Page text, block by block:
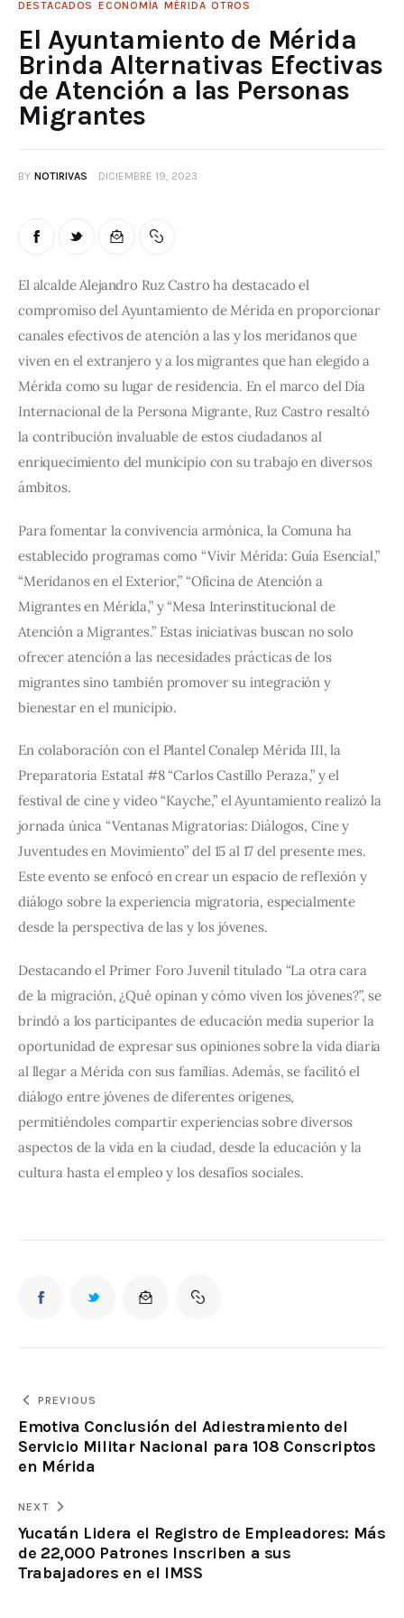
DESTACADOS ECONOMÍA MÉRIDA OTROS
El Ayuntamiento de Mérida
Brinda Alternativas Efectivas
de Atención a las Personas
Migrantes
BY NOTIRIVAS DICIEMBRE 19, 2023
El alcalde Alejandro Ruz Castro ha destacado el
compromiso del Ayuntamiento de Mérida en proporcionar
canales efectivos de atención a las y los meridanos que
viven en el extranjero y a los migrantes que han elegido a
Mérida como su lugar de residencia. En el marco del Día
Internacional de la Persona Migrante, Ruz Castro resaltó
la contribución invaluable de estos ciudadanos al
enriquecimiento del municipio con su trabajo en diversos
ámbitos.
Para fomentar la convivencia armónica, la Comuna ha
establecido programas como “Vivir Mérida: Guía Esencial,”
“Meridanos en el Exterior,” “Oficina de Atención a
Migrantes en Mérida,” y “Mesa Interinstitucional de
Atención a Migrantes.” Estas iniciativas buscan no solo
ofrecer atención a las necesidades prácticas de los
migrantes sino también promover su integración y
bienestar en el municipio.
En colaboración con el Plantel Conalep Mérida III, la
Preparatoria Estatal #8 “Carlos Castillo Peraza,” y el
festival de cine y video “Kayche,” el Ayuntamiento realizó la
jornada única “Ventanas Migratorias: Diálogos, Cine y
Juventudes en Movimiento” del 15 al 17 del presente mes.
Este evento se enfocó en crear un espacio de reflexión y
diálogo sobre la experiencia migratoria, especialmente
desde la perspectiva de las y los jóvenes.
Destacando el Primer Foro Juvenil titulado “La otra cara
de la migración, ¿Qué opinan y cómo viven los jóvenes?”, se
brindó a los participantes de educación media superior la
oportunidad de expresar sus opiniones sobre la vida diaria
al llegar a Mérida con sus familias. Además, se facilitó el
diálogo entre jóvenes de diferentes orígenes,
permitiéndoles compartir experiencias sobre diversos
aspectos de la vida en la ciudad, desde la educación y la
cultura hasta el empleo y los desafíos sociales.
PREVIOUS
Emotiva Conclusión del Adiestramiento del
Servicio Militar Nacional para 108 Conscriptos
en Mérida
NEXT
Yucatán Lidera el Registro de Empleadores: Más
de 22,000 Patrones Inscriben a sus
Trabajadores en el IMSS